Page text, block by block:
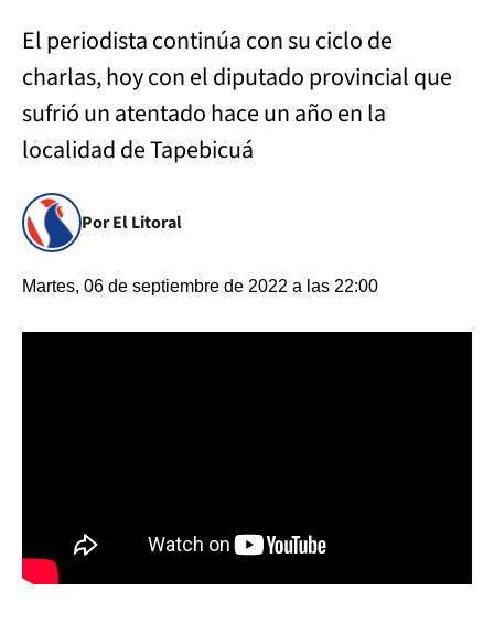
El periodista continúa con su ciclo de
charlas, hoy con el diputado provincial que
sufrió un atentado hace un año en la
localidad de Tapebicuá
Por El Litoral
Martes, 06 de septiembre de 2022 a las 22:00